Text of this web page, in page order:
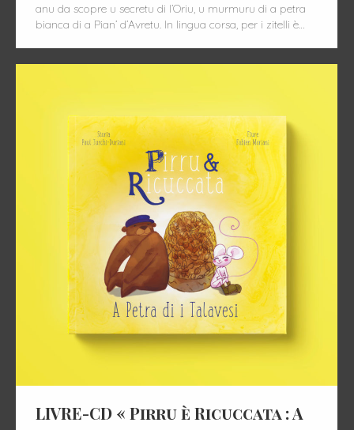
anu da scopre u secretu di l’Oriu, u murmuru di a petra
bianca di a Pian’ d’Avretu. In lingua corsa, per i zitelli è…
LIVRE-CD « Pirru è Ricuccata : A